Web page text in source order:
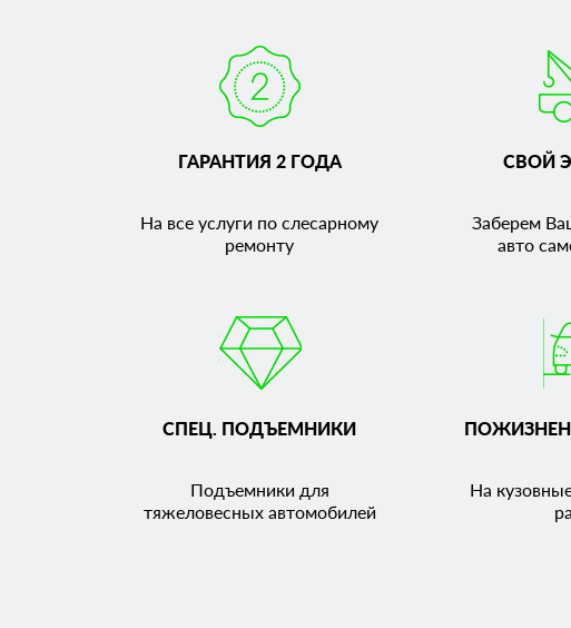
ГАРАНТИЯ 2 ГОДА
На все услуги по слесарному
ремонту
СВОЙ
Заберем
авто
СПЕЦ. ПОДЪЕМНИКИ
Подъемники для
тяжеловесных автомобилей
На